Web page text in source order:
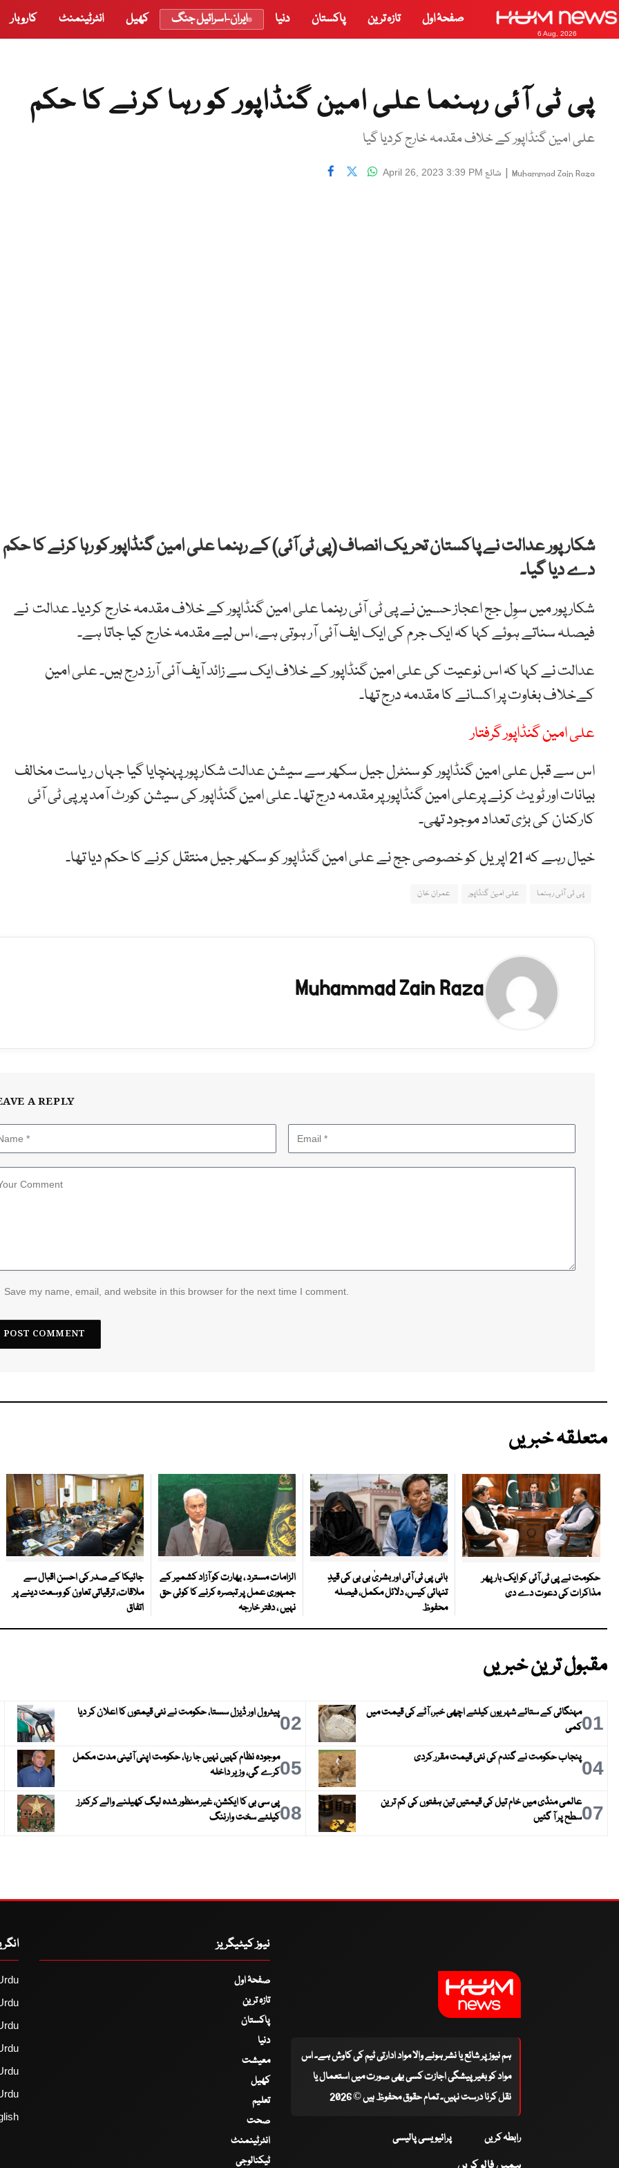
6 Aug, 2026
صفحۂ اول تازہ ترین پاکستان دنیا ایران-اسرائیل جنگ کھیل انٹرٹینمنٹ کاروبار
پی ٹی آئی رہنما علی امین گنڈاپور کو رہا کرنے کا حکم
علی امین گنڈاپور کے خلاف مقدمہ خارج کردیا گیا
Muhammad Zain Raza
| شائع April 26, 2023 3:39 PM
شکارپور عدالت نے پاکستان تحریک انصاف (پی ٹی آئی) کے رہنما علی امین گنڈاپور کو رہا کرنے کا حکم
دے دیا گیا۔
شکارپورمیںسوِلججاعجازحسیننےپیٹیآئیرہنماعلیامینگنڈاپور کےخلافمقدمہخارجکردیا۔عدالتنے
فیصلہسناتےہوئےکہاکہایکجرمکیایکایفآئیآرہوتیہے، اسلیےمقدمہخارجکیاجاتاہے۔
عدالت نے کہا کہ اسنوعیتکیعلیامینگنڈاپورکےخلافایکسےزائدآیفآئیآرزدرجہیں۔ علیامین
کےخلافبغاوتپراکسانے کا مقدمہدرجتھا۔
علی امین گنڈاپور گرفتار
اس سے قبل علی امین گنڈاپور کو سنٹرل جیل سکھر سے سیشن عدالت شکار پور پہنچایا گیا جہاں ریاست مخالف
بیانات اور ٹویٹ کرنے پرعلی امین گنڈاپور پر مقدمہ درج تھا۔ علی امین گنڈاپور کی سیشن کورٹ آمد پر پی ٹی آئی
کارکنان کی بڑی تعداد موجود تھی۔
خیال رہے کہ 21 اپریل کو خصوصی جج نے علی امین گنڈاپور کو سکھر جیل منتقل کرنے کا حکم دیا تھا۔
پی ٹی آئی رہنما علی امین گنڈاپور عمران خان
Muhammad Zain Raza
A REPLY
Save my name, email, and website in this browser for the next time I comment.
متعلقہ خبریں
حکومت نے پی ٹی آئی کو ایک بارپھر
مذاکرات کی دعوت دے دی
بانی پی ٹی آئی اور بشریٰ بی بی کی قیدِ
تنہائی کیس، دلائل مکمل، فیصلہ
محفوظ
الزامات مسترد ، بھارت کو آزاد کشمیر کے
جمہوری عمل پر تبصرہ کرنے کا کوئی حق
نہیں ، دفتر خارجہ
جائیکا کے صدر کی احسن اقبال سے
ملاقات، ترقیاتی تعاون کو وسعت دینے پر
اتفاق
مقبول ترین خبریں
01مہنگائی کے ستائے شہریوں کیلئے اچھی خبر، آٹے کی قیمت میں
کمی
02پیٹرول اور ڈیزل سستا، حکومت نے نئی قیمتوں کا اعلان کر دیا
04پنجاب حکومت نے گندم کی نئی قیمت مقرر کردی 05موجودہ نظام کہیں نہیں جا رہا، حکومت اپنی آئینی مدت مکمل
کرے گی، وزیر داخلہ
07عالمی منڈی میں خام تیل کی قیمتیں تین ہفتوں کی کم ترین
سطح پر آ گئیں
08پی سی بی کا ایکشن، غیر منظور شدہ لیگ کھیلنے والے کرکٹرز
کیلئے سخت وارننگ
ہم نیوز پر شائع یا نشر ہونے والا مواد ادارتی ٹیم کی کاوش ہے۔ اس
مواد کو بغیر پیشگی اجازت کسی بھی صورت میں استعمال یا
نقل کرنا درست نہیں۔ تمام حقوق محفوظ ہیں © 2026
رابطہ کریں پرائیویسی پالیسی
نیوز کیٹیگریز
صفحۂ اول
تازہ ترین
پاکستان
دنیا
معیشت
کھیل
تعلیم
صحت
انٹرٹینمنٹ
ٹیکنالوجی